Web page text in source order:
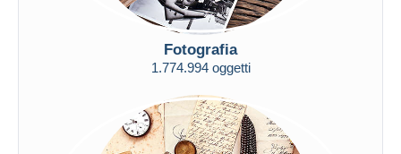
Fotografia
1.774.994 oggetti